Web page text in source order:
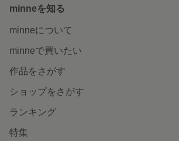
minneを知る
minneについて
minneで買いたい
作品をさがす
ショップをさがす
ランキング
特集